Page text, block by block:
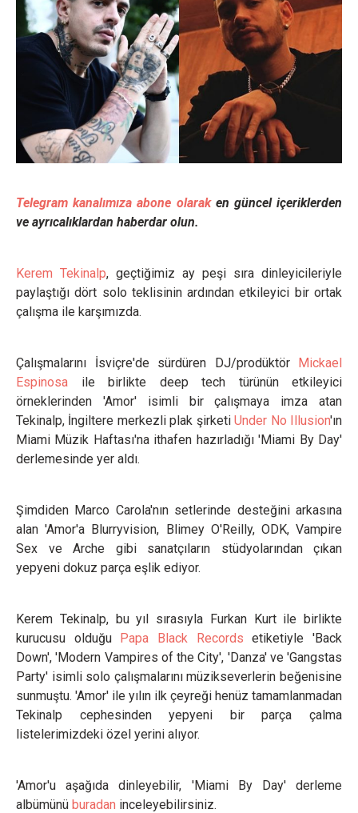
Telegram kanalımıza abone olaraken güncel içeriklerden
ve ayrıcalıklardan haberdar olun.
Kerem Tekinalp, geçtiğimiz ay peşi sıra dinleyicileriyle
paylaştığı dört solo teklisinin ardından etkileyici bir ortak
çalışma ile karşımızda.
Çalışmalarını İsviçre'de sürdüren DJ/prodüktör Mickael
Espinosa ile birlikte deep tech türünün etkileyici
örneklerinden 'Amor' isimli bir çalışmaya imza atan
Tekinalp, İngiltere merkezli plak şirketiUnder No Illusion'ın
Miami Müzik Haftası'na ithafen hazırladığı 'Miami By Day'
derlemesinde yer aldı.
Şimdiden Marco Carola'nın setlerinde desteğini arkasına
alan 'Amor'a Blurryvision, Blimey O'Reilly, ODK, Vampire
Sex ve Arche gibi sanatçıların stüdyolarından çıkan
yepyeni dokuz parça eşlik ediyor.
Kerem Tekinalp, bu yıl sırasıyla Furkan Kurt ile birlikte
kurucusu olduğu Papa Black Records etiketiyle 'Back
Down', 'Modern Vampires of the City', 'Danza' ve 'Gangstas
Party' isimli solo çalışmalarını müzikseverlerin beğenisine
sunmuştu. 'Amor' ile yılın ilk çeyreği henüz tamamlanmadan
Tekinalp cephesinden yepyeni bir parça çalma
listelerimizdeki özel yerini alıyor.
'Amor'u aşağıda dinleyebilir, 'Miami By Day' derleme
albümünü buradan inceleyebilirsiniz.